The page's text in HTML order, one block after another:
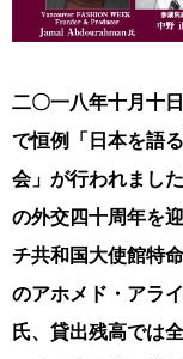
二〇一八年十月十
で恒例「日本を語
会」が行われまし
の外交四十周年を
チ共和国大使館特
のアホメド・アラ
氏、貸出残高では